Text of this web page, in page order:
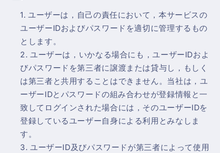
ユーザーは，自己の責任において，本サービスの
ユーザーIDおよびパスワードを適切に管理するもの
とします。
ユーザーは，いかなる場合にも，ユーザーIDおよ
びパスワードを第三者に譲渡または貸与し，もしく
は第三者と共用することはできません。当社は，ユ
ーザーIDとパスワードの組み合わせが登録情報と一
致してログインされた場合には，そのユーザーIDを
登録しているユーザー自身による利用とみなしま
す。
ユーザーID及びパスワードが第三者によって使用